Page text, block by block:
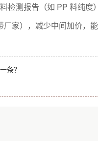
检测报告（如 PP 料纯度
家），减少中间加价，
条？